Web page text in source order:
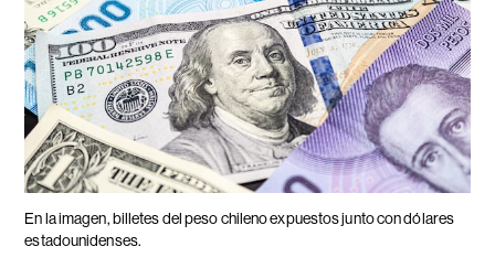
En la imagen, billetes del peso chileno expuestos junto con dólares
estadounidenses.